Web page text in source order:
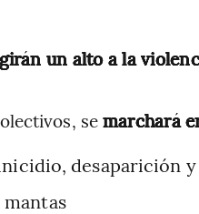
un alto a la
semarchará
desaparición